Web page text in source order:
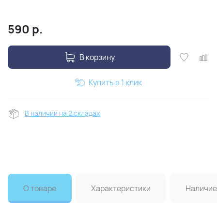
590 р.
В корзину
Купить в 1 клик
В наличии на 2 складах
О товаре Характеристики Наличие